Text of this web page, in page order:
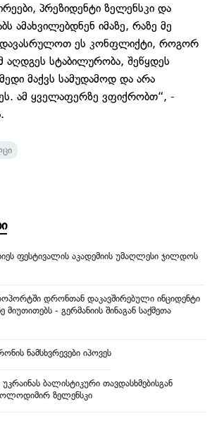
პრეზიდენტი ზელენსკი და
ამახვილებდნენ იმაზე, რაზე მე
ეს კონფლიქტი, როგორ
აღდგეს სტაბილურობა, შეწყდეს
მაქვს სამუდამოდ და არა
ამ ყველაფერზე ვფიქრობთ“, -
ფესტივალის აკადემიის უმაღლესი ჯილდოს
დრონთან დაკავშირებული ინციდენტი
- გერმანიის შინაგან საქმეთა
ნამსხვრევები იპოვეს
ბალისტიკური თავდასხმებისგან
ზელენსკი